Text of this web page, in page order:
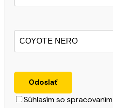
Súhlasím so spracovaním